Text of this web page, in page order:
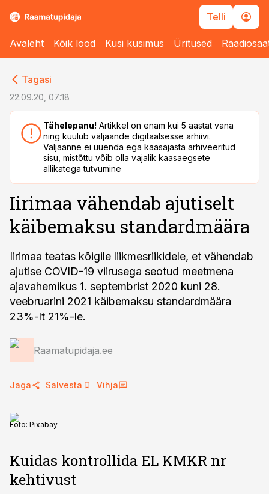
Telli
Avaleht Kõik lood Küsi küsimus Üritused
Tagasi
22.09.20, 07:18
Tähelepanu! Artikkel on enam kui 5 aastat vana
ning kuulub väljaande digitaalsesse arhiivi.
Väljaanne ei uuenda ega kaasajasta arhiveeritud
sisu, mistõttu võib olla vajalik kaasaegsete
allikatega tutvumine
Iirimaa vähendab ajutiselt
käibemaksu standardmäära
Iirimaa teatas kõigile liikmesriikidele, et vähendab
ajutise COVID-19 viirusega seotud meetmena
ajavahemikus 1. septembrist 2020 kuni 28.
veebruarini 2021 käibemaksu standardmäära
23%-lt 21%-le.
Raamatupidaja.ee
Jaga Salvesta Vihja
Foto: Pixabay
Kuidas kontrollida EL KMKR nr
kehtivust